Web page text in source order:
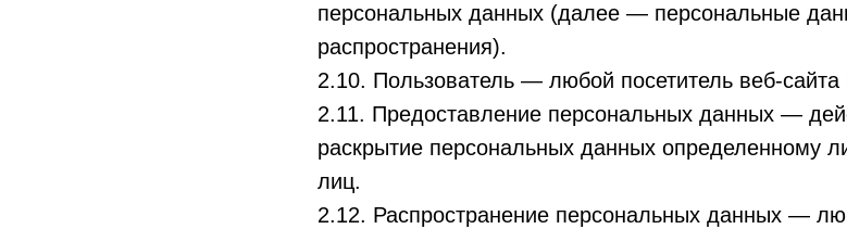
персональных данных (далее — персональные
распространения).
2.10. Пользователь — любой посетитель веб-
2.11. Предоставление персональных данных —
раскрытие персональных данных определенному
лиц.
2.12. Распространение персональных данных —